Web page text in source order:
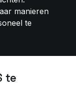
manieren
te
te